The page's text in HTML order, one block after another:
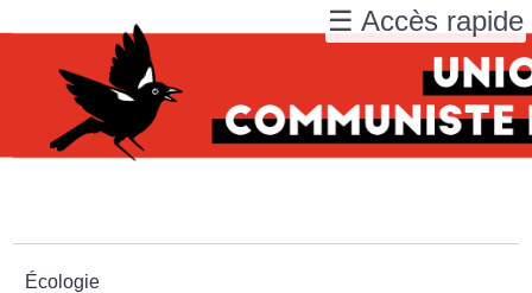
Écologie
☰ Accès rapide